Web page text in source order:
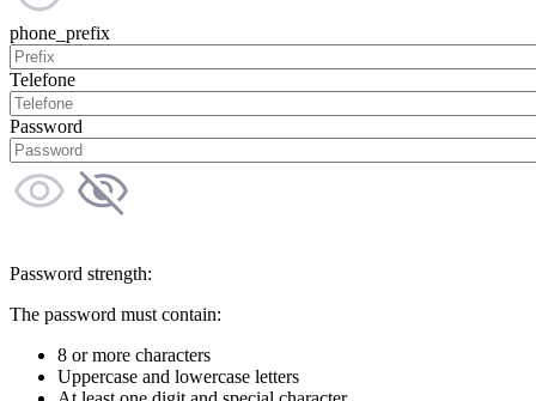
phone_prefix
Telefone
Password
Password strength:
The password must contain:
8 or more characters
Uppercase and lowercase letters